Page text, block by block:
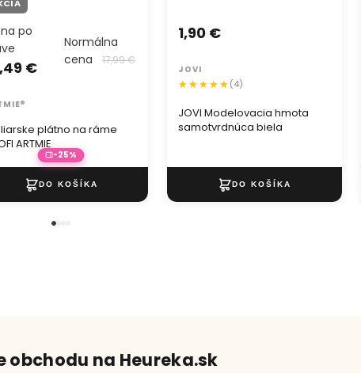
plátno na ráme
ARTMIE
po
€
Normálna
cena
17,99 €
-25%
JOVI Modelovacia hmota
samotvrdnúca biela
1,90 €
JOVI
(4)
obchodu na Heureka.sk